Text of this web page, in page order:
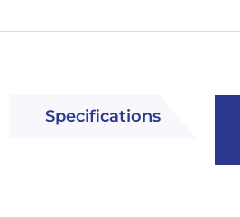
Specifications